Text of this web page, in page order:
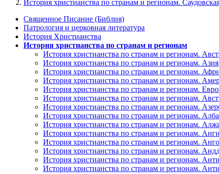
История христианства по странам и регионам.
Священное Писание (Библия)
Патрология и церковная литература
История Христианства
История христианства по странам и регионам
История христианства по странам и регионам.
История христианства по странам и регионам. Азия
История христианства по странам и регионам.
История христианства по странам и регионам.
История христианства по странам и регионам.
История христианства по странам и регионам.
История христианства по странам и регионам.
История христианства по странам и регионам.
История христианства по странам и регионам.
История христианства по странам и регионам.
История христианства по странам и регионам.
История христианства по странам и регионам.
История христианства по странам и регионам.
История христианства по странам и регионам.